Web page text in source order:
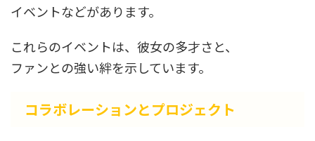
イベントなどがあります。
これらのイベントは、彼女の多才さと、
ファンとの強い絆を示しています。
コラボレーションとプロジェクト